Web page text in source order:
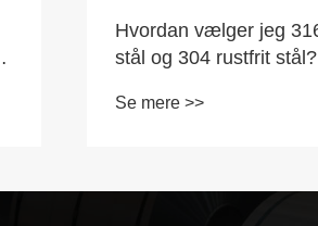
Hvordan vælger jeg
stål og 304 rustfrit stål?
Se mere >>